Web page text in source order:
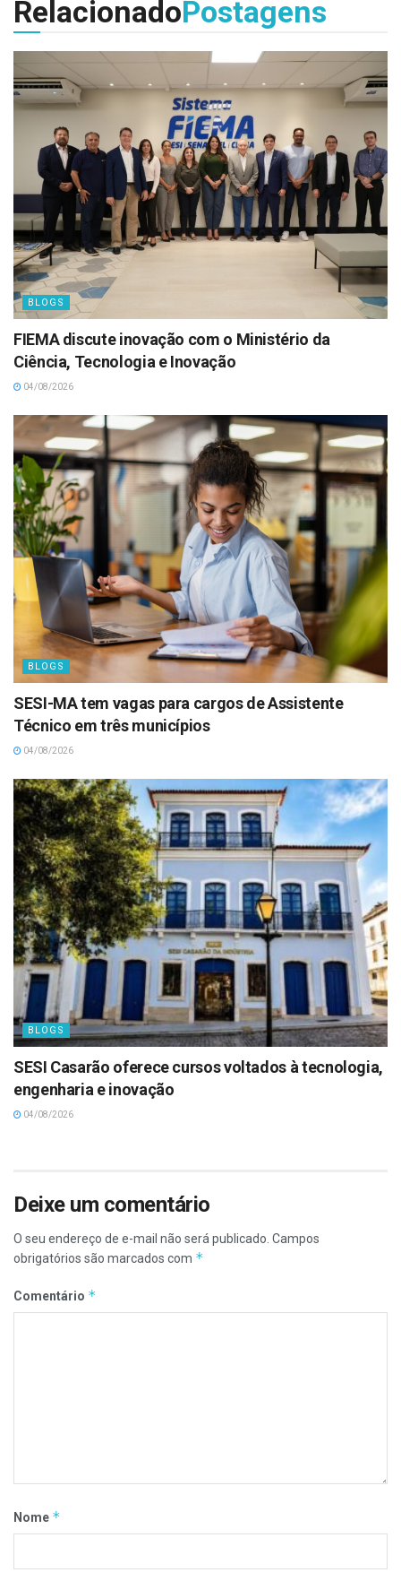
RelacionadoPostagens
BLOGS
FIEMA discute inovação com o Ministério da
Ciência, Tecnologia e Inovação
04/08/2026
BLOGS
SESI-MA tem vagas para cargos de Assistente
Técnico em três municípios
04/08/2026
BLOGS
SESI Casarão oferece cursos voltados à tecnologia,
engenharia e inovação
04/08/2026
Deixe um comentário
O seu endereço de e-mail não será publicado. Campos
obrigatórios são marcados com *
Comentário *
Nome *